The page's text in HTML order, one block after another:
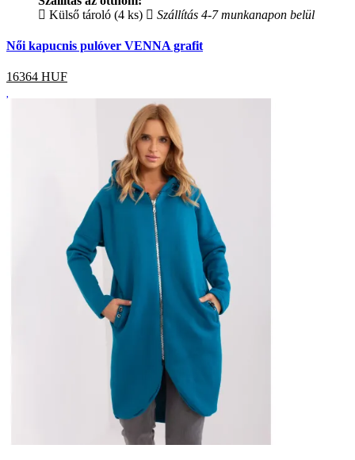
Külső tároló (4 ks)
Szállítás 4-7 munkanapon belül
Női kapucnis pulóver VENNA grafit
16364 HUF